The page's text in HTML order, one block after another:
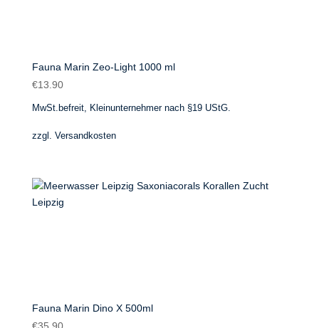
Fauna Marin Zeo-Light 1000 ml
€13.90
MwSt.befreit, Kleinunternehmer nach §19 UStG.
zzgl. Versandkosten
Fauna Marin Dino X 500ml